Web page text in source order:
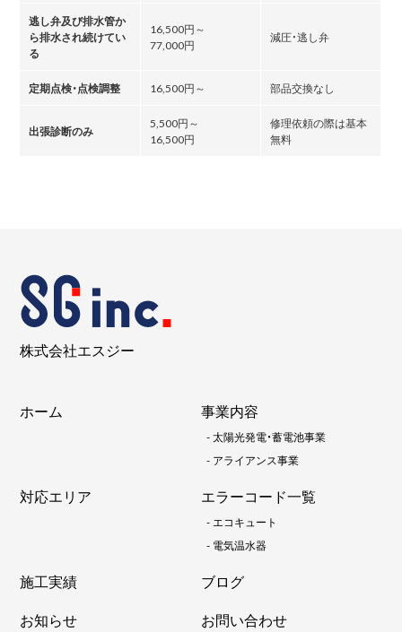
逃し弁及び排水管か
ら排水され続けてい
る
16,500円～
77,000円
減圧・逃し弁
定期点検・点検調整 16,500円～ 部品交換なし
出張診断のみ
5,500円～
16,500円
修理依頼の際は基本
無料
株式会社エスジー
ホーム 事業内容
-太陽光発電・蓄電池事業
- アライアンス事業
対応エリア エラーコード一覧
-エコキュート
- 電気温水器
施工実績
ブログ
お知らせ
お問い合わせ